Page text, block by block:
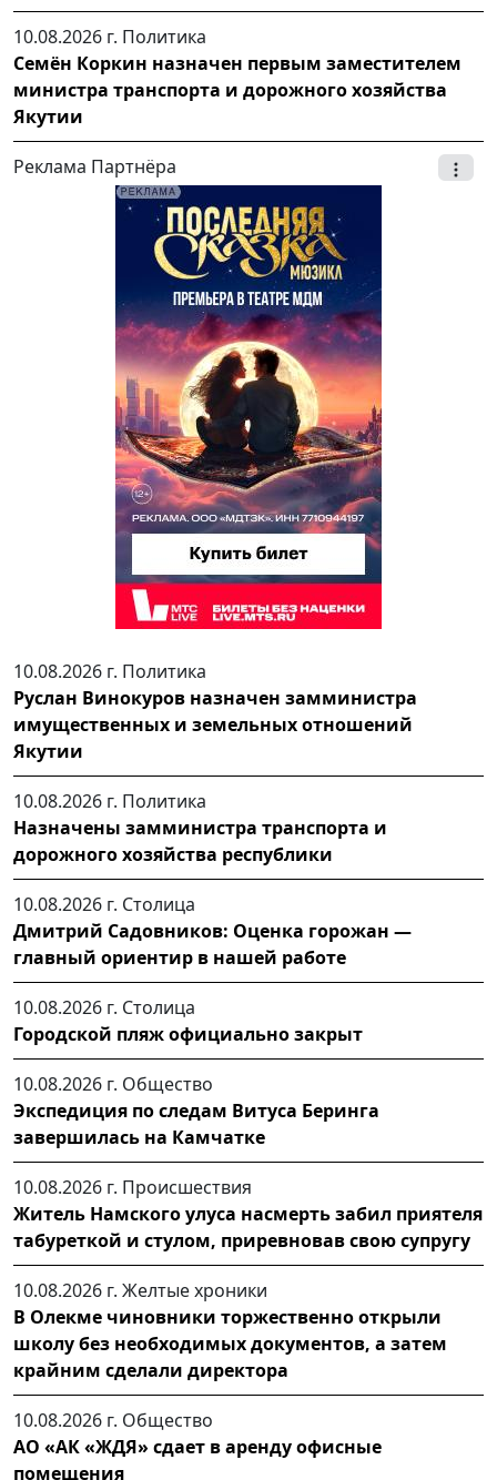
10.08.2026 г. Политика
Семён Коркин назначен первым заместителем
министра транспорта и дорожного хозяйства
Якутии
Реклама Партнёра
10.08.2026 г. Политика
Руслан Винокуров назначен замминистра
имущественных и земельных отношений
Якутии
10.08.2026 г. Политика
Назначены замминистра транспорта и
дорожного хозяйства республики
10.08.2026 г. Столица
Дмитрий Садовников: Оценка горожан —
главный ориентир в нашей работе
10.08.2026 г. Столица
Городской пляж официально закрыт
10.08.2026 г. Общество
Экспедиция по следам Витуса Беринга
завершилась на Камчатке
10.08.2026 г. Происшествия
Житель Намского улуса насмерть забил приятеля
табуреткой и стулом, приревновав свою супругу
10.08.2026 г. Желтые хроники
В Олекме чиновники торжественно открыли
школу без необходимых документов, а затем
крайним сделали директора
10.08.2026 г. Общество
АО «АК «ЖДЯ» сдает в аренду офисные
помещения